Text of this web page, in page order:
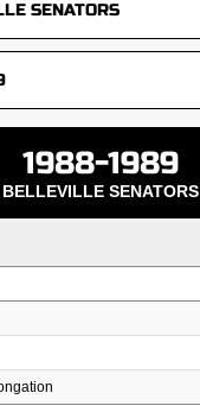
1988-1989
BELLEVILLE SENATORS